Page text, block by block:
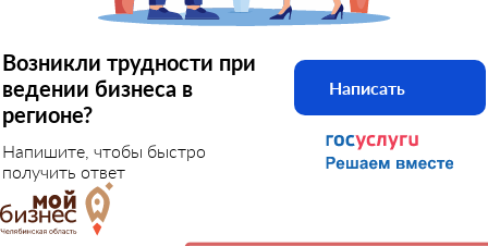
Возникли трудности при
ведении бизнеса в
регионе?
Напишите, чтобы быстро
получить ответ
Написать